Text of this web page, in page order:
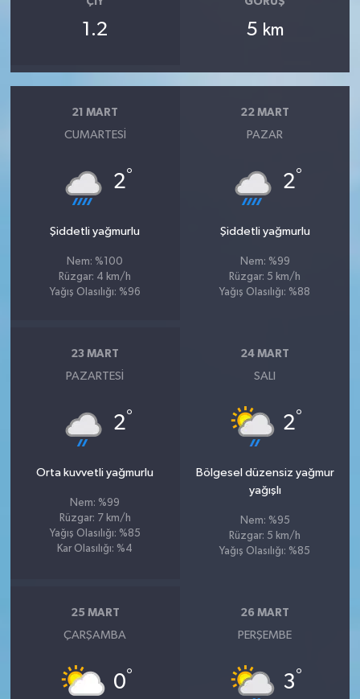
1.2 5 km
21 MART
CUMARTESI
2°
Şiddetli yağmurlu
Nem: %100
Rüzgar: 4 km/h
Yağış Olasılığı: %96
22 MART
PAZAR
2°
Şiddetli yağmurlu
Nem: %99
Rüzgar: 5 km/h
Yağış Olasılığı: %88
23 MART
PAZARTESI
2°
Orta kuvvetli yağmurlu
Nem: %99
Rüzgar: 7 km/h
Yağış Olasılığı: %85
Kar Olasılığı: %4
24 MART
SALI
2°
Bölgesel düzensiz yağmur
yağışlı
Nem: %95
Rüzgar: 5 km/h
Yağış Olasılığı: %85
25 MART
ÇARŞAMBA
0°
26 MART
PERŞEMBE
3°